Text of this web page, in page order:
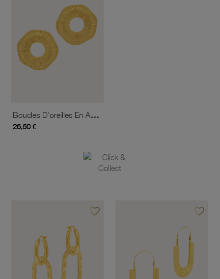
Boucles D'oreilles En Acier Doré
26,50 €
favorite_borderAjouter à vos favoris favorite_borderAjouter